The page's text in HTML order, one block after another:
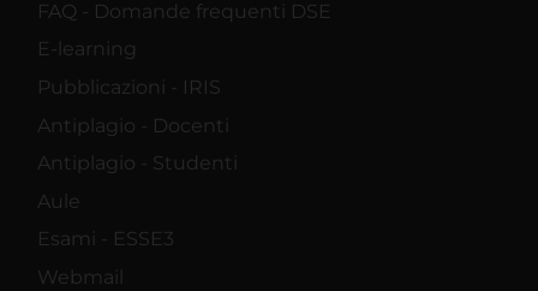
FAQ - Domande frequenti DSE
E-learning
Pubblicazioni - IRIS
Antiplagio - Docenti
Antiplagio - Studenti
Aule
Esami - ESSE3
Webmail